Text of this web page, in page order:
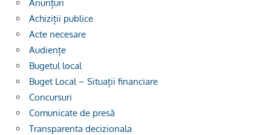
Anunțuri
Achiziții publice
Acte necesare
Audiențe
Bugetul local
Buget Local – Situații financiare
Concursuri
Comunicate de presă
Transparenta decizionala